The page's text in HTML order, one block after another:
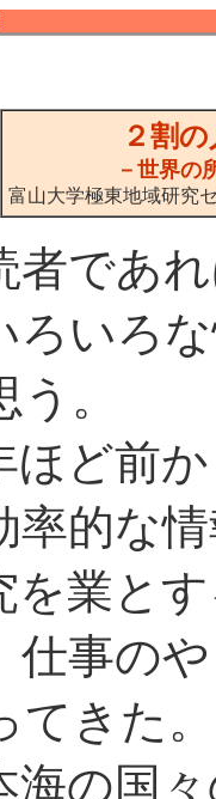
２割
－世界の
富山大学極東地域研
であ
ろいろ
。
ど前
率的な
を業と
仕事の
てきた
海の国